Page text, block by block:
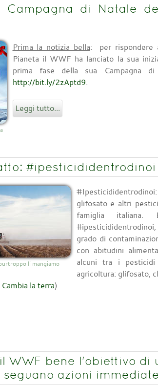
Campagna di Natale
Prima la notizia bella: per rispondere
Pianeta il WWF ha lanciato la sua
prima fase della sua Campagna
http://bit.ly/2zAptd9.
Leggi tutto...
#ipesticididentrodinoi
li mangiamo
glifosato e altri
famiglia italiana.
grado di
con abitudini
alcuni tra i
agricoltura: glifosato,
la terra)
WWF bene l'obiettivo di
seguano azioni immediate